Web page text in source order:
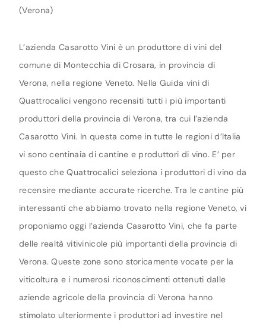
(Verona)
L’azienda Casarotto Vini è un produttore di vini del
comune di Montecchia di Crosara, in provincia di
Verona, nella regione Veneto. Nella Guida vini di
Quattrocalici vengono recensiti tutti i più importanti
produttori della provincia di Verona, tra cui l’azienda
Casarotto Vini. In questa come in tutte le regioni d’Italia
vi sono centinaia di cantine e produttori di vino. E’ per
questo che Quattrocalici seleziona i produttori di vino da
recensire mediante accurate ricerche. Tra le cantine più
interessanti che abbiamo trovato nella regione Veneto, vi
proponiamo oggi l’azienda Casarotto Vini, che fa parte
delle realtà vitivinicole più importanti della provincia di
Verona. Queste zone sono storicamente vocate per la
viticoltura e i numerosi riconoscimenti ottenuti dalle
aziende agricole della provincia di Verona hanno
stimolato ulteriormente i produttori ad investire nel